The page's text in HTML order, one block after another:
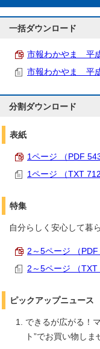
一括ダウンロード
市報わかやま 平
市報わかやま 平
分割ダウンロード
表紙
1ページ （PDF
1ページ （TXT
特集
自分らしく安心して暮
2～5ページ （PDF
2～5ページ （TXT
ピックアップニュース
できるが広がる！
ト”でお買い物しま